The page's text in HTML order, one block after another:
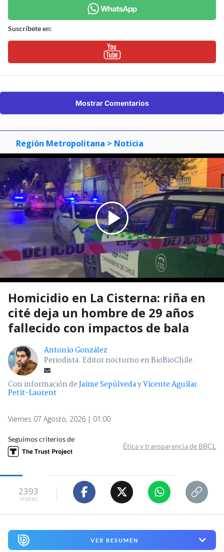
Suscríbete en:
Mostrar Comentarios
Región Metropolitana > Noticia
Homicidio en La Cisterna: riña en
cité deja un hombre de 29 años
fallecido con impactos de bala
Antonio González
Periodista. Editor nocturno en BioBioChile.
Con información deJaime SepúlvedayVicente Aguilar
Petit-Laurent
Viernes 07 Agosto, 2026 | 01:00
Seguimos criterios de
Ética y transparencia de BBCL
2393
visitas
VER RESUMEN